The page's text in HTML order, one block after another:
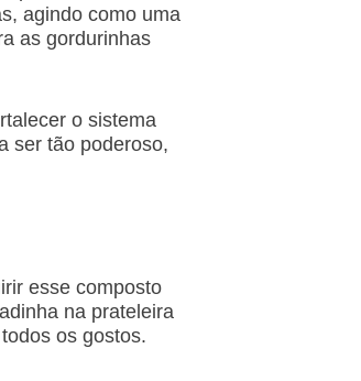
agindo como uma
as gordurinhas
o sistema
ser tão poderoso,
esse composto
na prateleira
os gostos.